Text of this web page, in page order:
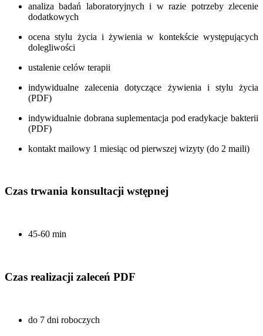
analiza badań laboratoryjnych i w razie potrzeby zlecenie
dodatkowych
ocena stylu życia i żywienia w kontekście występujących
dolegliwości
ustalenie celów terapii
indywidualne zalecenia dotyczące żywienia i stylu życia
(PDF)
indywidualnie dobrana suplementacja pod eradykacje bakterii
(PDF)
kontakt mailowy 1 miesiąc od pierwszej wizyty (do 2 maili)
Czas trwania konsultacji wstępnej
45-60 min
Czas realizacji zaleceń PDF
do 7 dni roboczych